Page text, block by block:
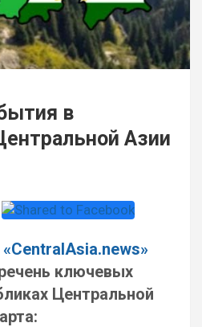
в
Азии
«CentralAsia.news»
ключевых
Центральной